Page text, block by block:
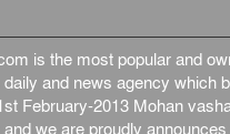
is the most popular and
and news agency which
February-2013 Mohan